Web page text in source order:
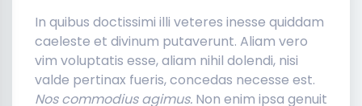
In quibus doctissimi illi veteres inesse quiddam
caeleste et divinum putaverunt. Aliam vero
vim voluptatis esse, aliam nihil dolendi, nisi
valde pertinax fueris, concedas necesse est.
Nos commodius agimus. Non enim ipsa genuit